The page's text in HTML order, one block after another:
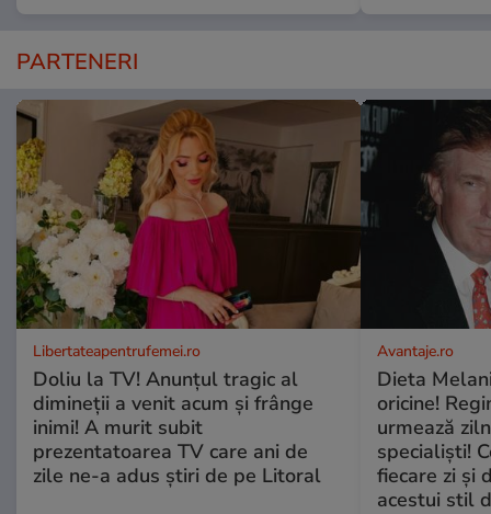
PARTENERI
Libertateapentrufemei.ro
Doliu la TV! Anunțul tragic al
dimineții a venit acum și frânge
inimi! A murit subit
prezentatoarea TV care ani de
zile ne-a adus știri de pe Litoral
Avantaje.ro
Dieta
oricine!
urmează
specialiști!
fiecare zi și
acestui stil